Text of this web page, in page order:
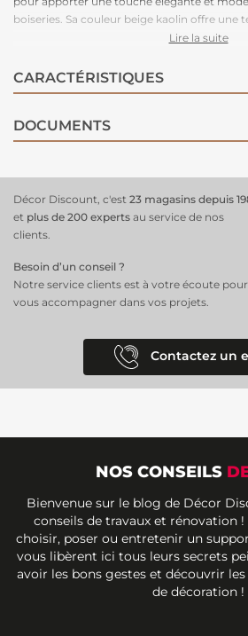
boiseries. Sa couleur beige kaolin offre une
parfaite pour créer une ambiance
Grâce à sa résine acrylique, elle assure une
facilitant ainsi l'entretien quotidien des
Lire la suite
CARACTÉRISTIQUES
DOCUMENTS
Décor Discount, c'est 23 magasins depuis
et plus de 200 experts au service de nos
clients.
Besoin d’un conseil ?
Notre service clients est à votre écoute pour
vous accompagner dans vos projets.
Contactez un
NOS CONSEILS
Bienvenue sur le blog de Décor
conseils de travaux et rénovation
choisir, poser ou entretenir un
vous libèrent ici tous leurs secrets
avoir les bons gestes et découvrir
de décoration !